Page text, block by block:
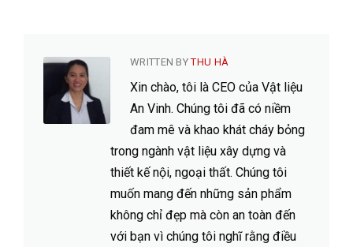
WRITTEN BYTHU HÀ
Xin chào, tôi là CEO của Vật liệu
An Vinh. Chúng tôi đã có niềm
đam mê và khao khát cháy bỏng
trong ngành vật liệu xây dựng và
thiết kế nội, ngoại thất. Chúng tôi
muốn mang đến những sản phẩm
không chỉ đẹp mà còn an toàn đến
với bạn vì chúng tôi nghĩ rằng điều